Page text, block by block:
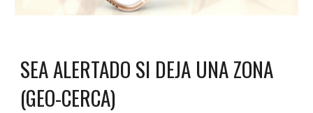
SEA ALERTADO SI DEJA UNA ZONA
(GEO-CERCA)